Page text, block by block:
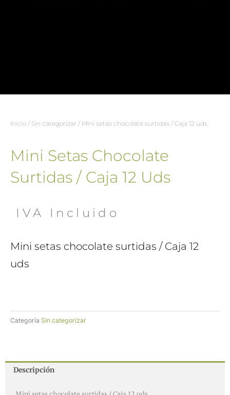
Inicio / Sin categorizar / Mini setas chocolate surtidas / Caja 12 uds
Mini Setas Chocolate
Surtidas / Caja 12 Uds
IVA Incluido
Mini setas chocolate surtidas / Caja 12
uds
Categoría Sin categorizar
Descripción